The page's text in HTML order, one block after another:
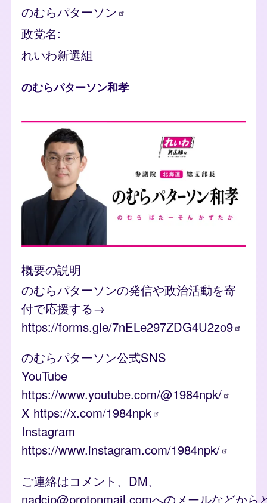
のむらパターソン
政党名
れいわ新選組
のむらパターソン和孝
photo
概要の説明
のむらパターソンの発信や政治活動を寄
付で応援する→
https://forms.gle/7nELe297ZDG4U2zo9
のむらパターソン公式SNS
YouTube
https://www.youtube.com/@1984npk/
X https://x.com/1984npk
Instagram
https://www.instagram.com/1984npk/
ご連絡はコメント、DM、
nadcjp@protonmail.comへのメールなどから